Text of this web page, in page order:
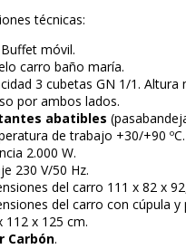
PRODUCTO AÑADIDO AL
técnicas:
móvil.
carro baño maría.
3 cubetas GN 1/1. Altura
por ambos lados.
abatibles
de trabajo +30/+90 ºC.
2.000 W.
230 V/50 Hz.
del carro 111 x 82 x
del carro con cúpula y
112 x 125 cm.
Carbón.